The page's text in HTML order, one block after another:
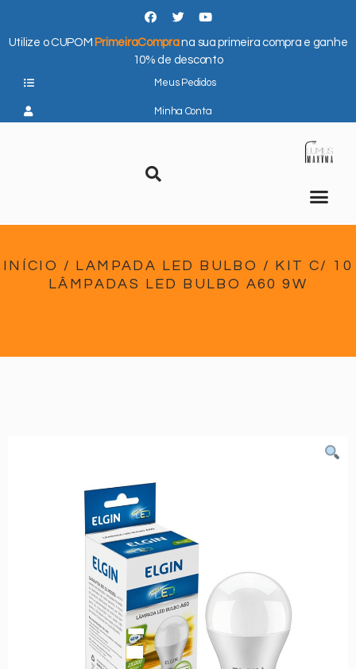
Utilize o CUPOM PrimeiraComprana sua primeira compra e ganhe
10% de desconto
Meus Pedidos
Minha Conta
INÍCIO / LAMPADA LED BULBO / KIT C/ 10
LÂMPADAS LED BULBO A60 9W